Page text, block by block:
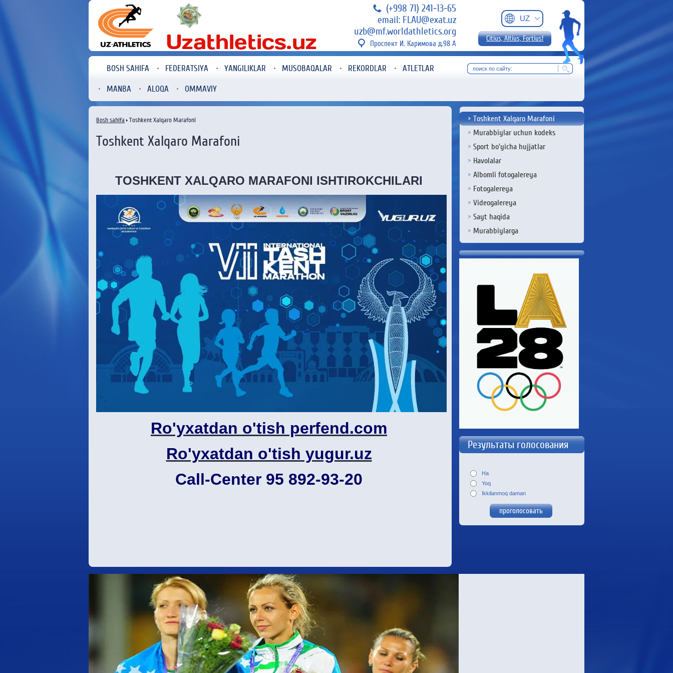
(+998 71) 241-13-65
email: FLAU@exat.uz
uzb@mf.worldathletics.org
Проспект И. Каримова д.98 А
Citius, Altius, Fortius!
UZ
BOSH SAHIFA FEDERATSIYA YANGILIKLAR MUSOBAQALAR REKORDLAR ATLETLAR
MANBA ALOQA OMMAVIY
Toshkent Xalqaro Marafoni
Murabbiylar uchun kodeks
Sport bo'yicha hujjatlar
Havolalar
Albomli fotogalereya
Fotogalereya
Videogalereya
Sayt haqida
Murabbiylarga
Результаты голосования
Ha
Yoq
Ikkilanmoq daman
Bosh sahifa Toshkent Xalqaro Marafoni
Toshkent Xalqaro Marafoni
TOSHKENT XALQARO MARAFONI ISHTIROKCHILARI
Ro'yxatdan o'tish perfend.com
Ro'yxatdan o'tish yugur.uz
Call-Center 95 892-93-20